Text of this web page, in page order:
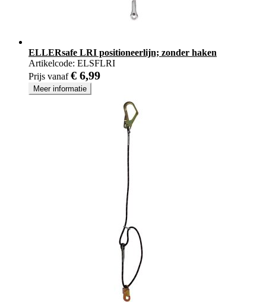
ELLERsafe LRI positioneerlijn; zonder haken
Artikelcode: ELSFLRI
Prijs vanaf € 6,99
Meer informatie